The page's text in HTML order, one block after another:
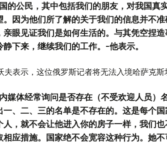
的公民，其中包括我们的朋友，对我国真
。因为他们所了解的关于我们的信息并不
亲眼见证我们是如何生活的。与其凭空捏
静下来，继续我们的工作。-他表示。
夫表示，这位俄罗斯记者将无法入境哈萨克斯
媒体经常询问是否存在（不受欢迎人员）
一、二、三的名单是不存在的。这是每个
人，就不会让他进入你的房子一样，我们
相应措施。国家绝不会宽容这种行为。她